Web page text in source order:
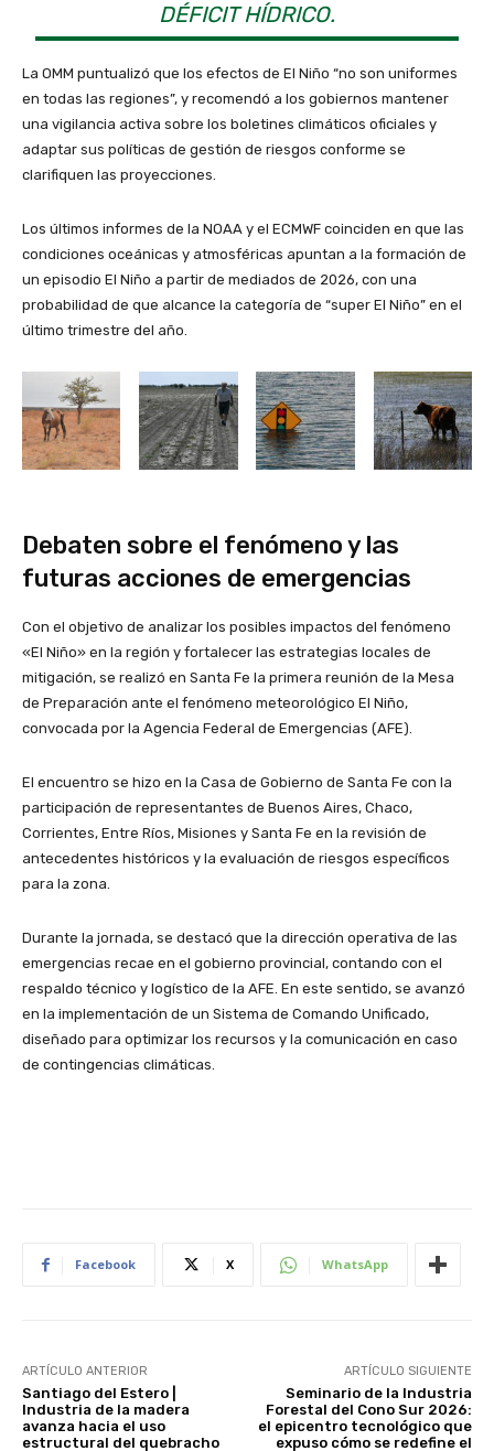
DÉFICIT HÍDRICO.
La OMM puntualizó que los efectos de El Niño “no son uniformes
en todas las regiones”, y recomendó a los gobiernos mantener
una vigilancia activa sobre los boletines climáticos oficiales y
adaptar sus políticas de gestión de riesgos conforme se
clarifiquen las proyecciones.
Los últimos informes de la NOAA y el ECMWF coinciden en que las
condiciones oceánicas y atmosféricas apuntan a la formación de
un episodio El Niño a partir de mediados de 2026, con una
probabilidad de que alcance la categoría de “super El Niño” en el
último trimestre del año.
Debaten sobre el fenómeno y las
futuras acciones de emergencias
Con el objetivo de analizar los posibles impactos del fenómeno
«El Niño» en la región y fortalecer las estrategias locales de
mitigación, se realizó en Santa Fe la primera reunión de la Mesa
de Preparación ante el fenómeno meteorológico El Niño,
convocada por la Agencia Federal de Emergencias (AFE).
El encuentro se hizo en la Casa de Gobierno de Santa Fe con la
participación de representantes de Buenos Aires, Chaco,
Corrientes, Entre Ríos, Misiones y Santa Fe en la revisión de
antecedentes históricos y la evaluación de riesgos específicos
para la zona.
Durante la jornada, se destacó que la dirección operativa de las
emergencias recae en el gobierno provincial, contando con el
respaldo técnico y logístico de la AFE. En este sentido, se avanzó
en la implementación de un Sistema de Comando Unificado,
diseñado para optimizar los recursos y la comunicación en caso
de contingencias climáticas.
Facebook X WhatsApp
ARTÍCULO ANTERIOR
Santiago del Estero |
Industria de la madera
avanza hacia el uso
estructural del quebracho
ARTÍCULO SIGUIENTE
Seminario de la Industria
Forestal del Cono Sur 2026:
el epicentro tecnológico que
expuso cómo se redefine el